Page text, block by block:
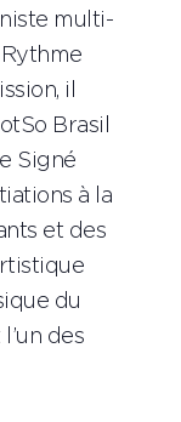
multi-
il
Brasil
Signé
à la
et des
du
des